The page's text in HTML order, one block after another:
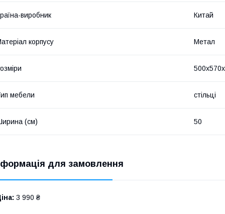
виробник Китай
корпусу Метал
мебели стільці
(см) 50
для замовлення
3 990 ₴